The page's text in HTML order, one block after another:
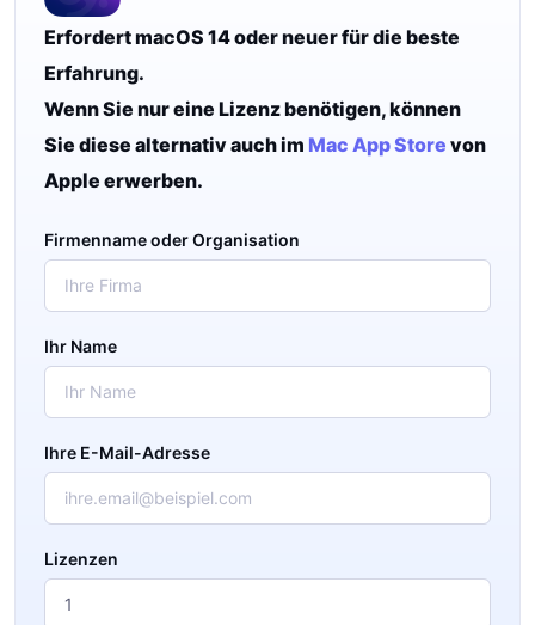
Erfordert macOS 14 oder neuer für die beste
Erfahrung.
Wenn Sie nur eine Lizenz benötigen, können
Sie diese alternativ auch im Mac App Store von
Apple erwerben.
Firmenname oder Organisation
Ihr Name
Ihre E-Mail-Adresse
Lizenzen